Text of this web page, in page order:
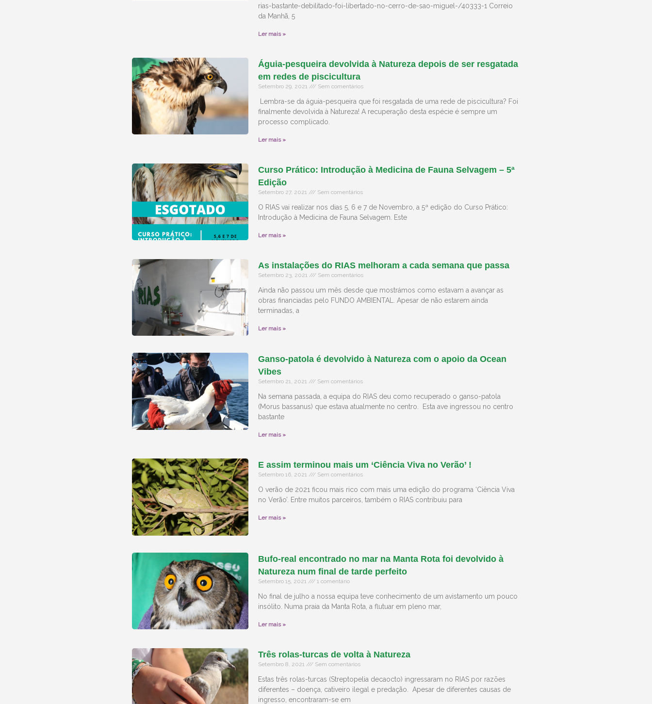
rias-bastante-debilitado-foi-libertado-no-cerro-de-sao-miguel-/40333-1 Correio
da Manhã, 5
Ler mais »
Águia-pesqueira devolvida à Natureza depois de ser resgatada
em redes de piscicultura
Setembro 29, 2021 Sem comentários
Lembra-se da águia-pesqueira que foi resgatada de uma rede de piscicultura? Foi
finalmente devolvida à Natureza! A recuperação desta espécie é sempre um
processo complicado.
Ler mais »
Curso Prático: Introdução à Medicina de Fauna Selvagem – 5ª
Edição
Setembro 27, 2021 Sem comentários
O RIAS vai realizar nos dias 5, 6 e 7 de Novembro, a 5ª edição do Curso Prático:
Introdução à Medicina de Fauna Selvagem. Este
Ler mais »
As instalações do RIAS melhoram a cada semana que passa
Setembro 23, 2021 Sem comentários
Ainda não passou um mês desde que mostrámos como estavam a avançar as
obras financiadas pelo FUNDO AMBIENTAL. Apesar de não estarem ainda
terminadas, a
Ler mais »
Ganso-patola é devolvido à Natureza com o apoio da Ocean
Vibes
Setembro 21, 2021 Sem comentários
Na semana passada, a equipa do RIAS deu como recuperado o ganso-patola
(Morus bassanus) que estava atualmente no centro. Esta ave ingressou no centro
bastante
Ler mais »
E assim terminou mais um ‘Ciência Viva no Verão’ !
Setembro 16, 2021 Sem comentários
O verão de 2021 ficou mais rico com mais uma edição do programa ‘Ciência Viva
no Verão’. Entre muitos parceiros, também o RIAS contribuiu para
Ler mais »
Bufo-real encontrado no mar na Manta Rota foi devolvido à
Natureza num final de tarde perfeito
Setembro 15, 2021 1 comentário
No final de julho a nossa equipa teve conhecimento de um avistamento um pouco
insólito. Numa praia da Manta Rota, a flutuar em pleno mar,
Ler mais »
Três rolas-turcas de volta à Natureza
Setembro 8, 2021 Sem comentários
Estas três rolas-turcas (Streptopelia decaocto) ingressaram no RIAS por razões
diferentes – doença, cativeiro ilegal e predação. Apesar de diferentes causas de
ingresso, encontraram-se em